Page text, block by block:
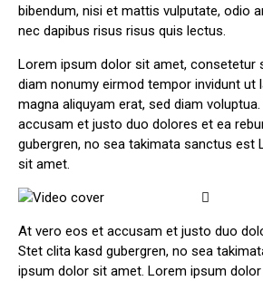
bibendum, nisi et mattis vulputate, odio
nec dapibus risus risus quis lectus.
Lorem ipsum dolor sit amet, consetetur
diam nonumy eirmod tempor invidunt ut
magna aliquyam erat, sed diam
accusam et justo duo dolores et ea
gubergren, no sea takimata sanctus est
sit amet.
At vero eos et accusam et justo duo
Stet clita kasd gubergren, no sea
ipsum dolor sit amet. Lorem ipsum